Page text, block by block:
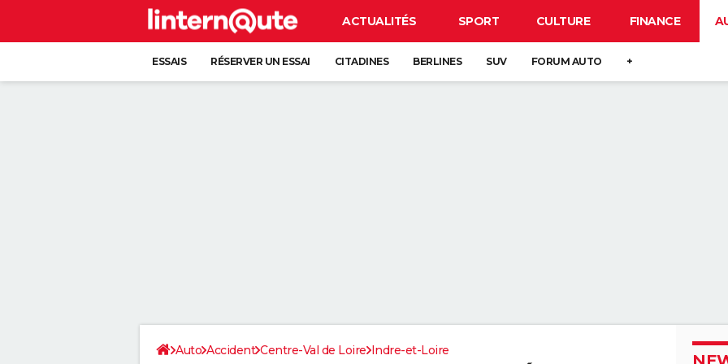
ACTUALITÉS SPORT CULTURE FINANCE
ESSAIS RÉSERVER UN ESSAI CITADINES BERLINES SUV FORUM AUTO +
Auto Accident Centre-Val de Loire Indre-et-Loire